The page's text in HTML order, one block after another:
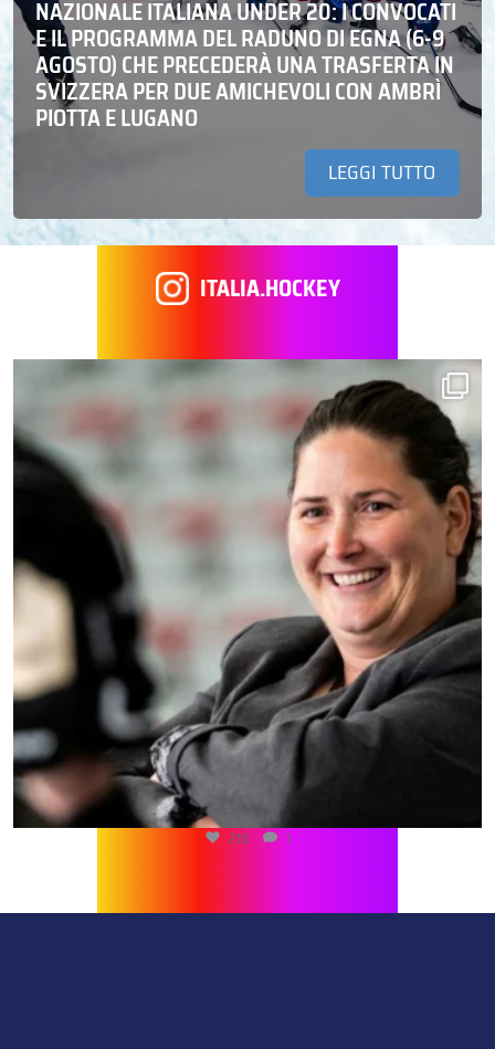
NAZIONALE ITALIANA UNDER 20: I CONVOCATI
E IL PROGRAMMA DEL RADUNO DI EGNA (6-9
AGOSTO) CHE PRECEDERÀ UNA TRASFERTA IN
SVIZZERA PER DUE AMICHEVOLI CON AMBRÌ
PIOTTA E LUGANO
LEGGI TUTTO
ITALIA.HOCKEY
216 1